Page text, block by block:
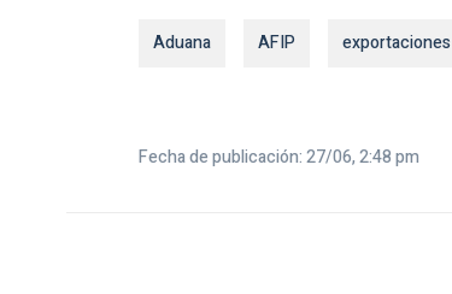
Aduana AFIP exportaciones
Fecha de publicación: 27/06, 2:48 pm